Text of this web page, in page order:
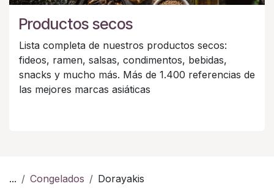
Productos secos
Lista completa de nuestros productos secos:
fideos, ramen, salsas, condimentos, bebidas,
snacks y mucho más. Más de 1.400 referencias de
las mejores marcas asiáticas
... Congelados Dorayakis